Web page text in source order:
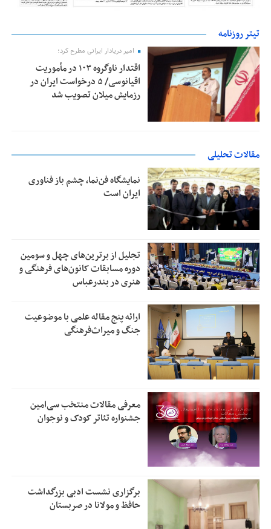
تیتر روزنامه
امیر دریادار ایرانی مطرح کرد؛
اقتدار ناوگروه ۱۰۳ در مأموریت‌
اقیانوسی/ ۵ درخواست ایران در
رزمایش میلان تصویب شد
مقالات تحلیلی
نمایشگاه فن‌نما، چشم باز فناوری
ایران است
تجلیل از بر‌ترین‌های چهل و سومین
دوره مسابقات کانون‌های فرهنگی و
هنری در بندرعباس
ارائه پنج مقاله علمی با موضوعیت
جنگ و میراث‌فرهنگی
معرفی مقالات منتخب سی‌امین
جشنواره تئاتر کودک و نوجوان
برگزاری نشست ادبی بزرگداشت
حافظ و مولانا در صربستان